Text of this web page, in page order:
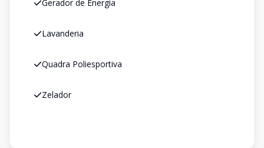
Gerador de Energia
Lavanderia
Quadra Poliesportiva
Zelador